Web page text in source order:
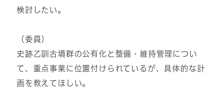
検討したい。
（委員）
史跡乙訓古墳群の公有化と整備・維持管理につい
て、重点事業に位置付けられているが、具体的な計
画を教えてほしい。